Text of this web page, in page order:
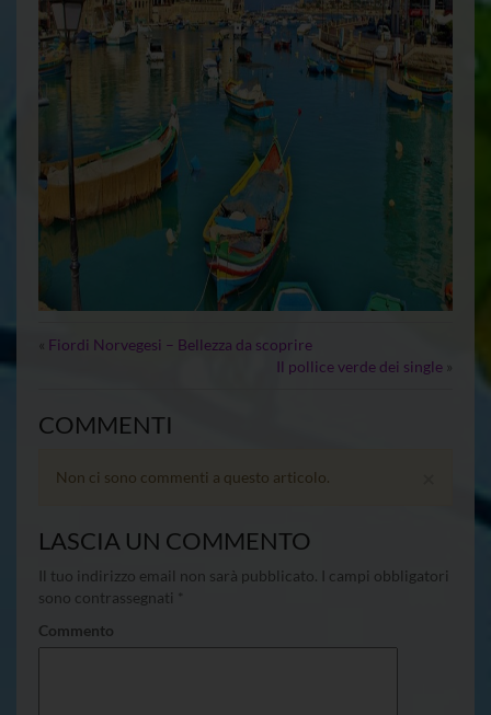
« Fiordi Norvegesi – Bellezza da scoprire
Il pollice verde dei single »
COMMENTI
Non ci sono commenti a questo articolo.
LASCIA UN COMMENTO
Il tuo indirizzo email non sarà pubblicato. I campi obbligatori
sono contrassegnati *
Commento